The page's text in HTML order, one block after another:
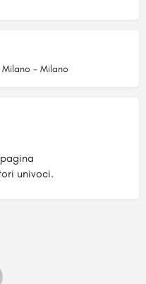
- Milano
univoci.